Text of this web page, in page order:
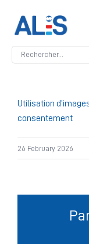
content
Search
Accueil
ALIS
Antidopage
Manipulation
Utilisation
consentement
26 February 2026